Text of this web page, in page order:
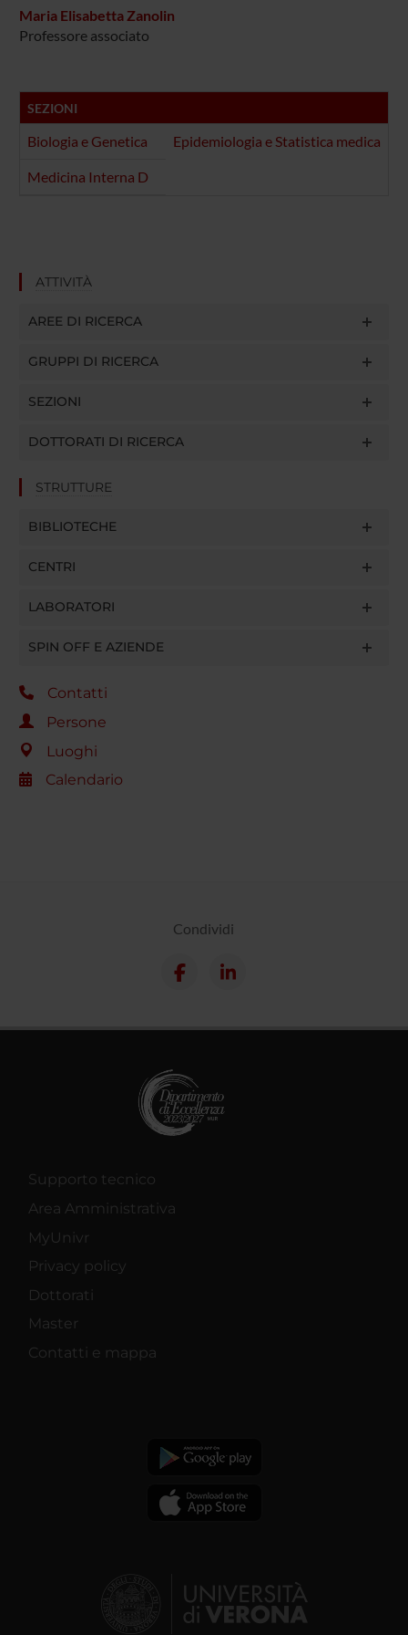
Maria Elisabetta Zanolin
Professore associato
SEZIONI
Biologia e Genetica Epidemiologia e Statistica medica
Medicina Interna D
ATTIVITÀ
AREE DI RICERCA
GRUPPI DI RICERCA
SEZIONI
DOTTORATI DI RICERCA
STRUTTURE
BIBLIOTECHE
CENTRI
LABORATORI
SPIN OFF E AZIENDE
Contatti
Persone
Luoghi
Calendario
Condividi
Supporto tecnico
Area Amministrativa
MyUnivr
Privacy policy
Dottorati
Master
Contatti e mappa